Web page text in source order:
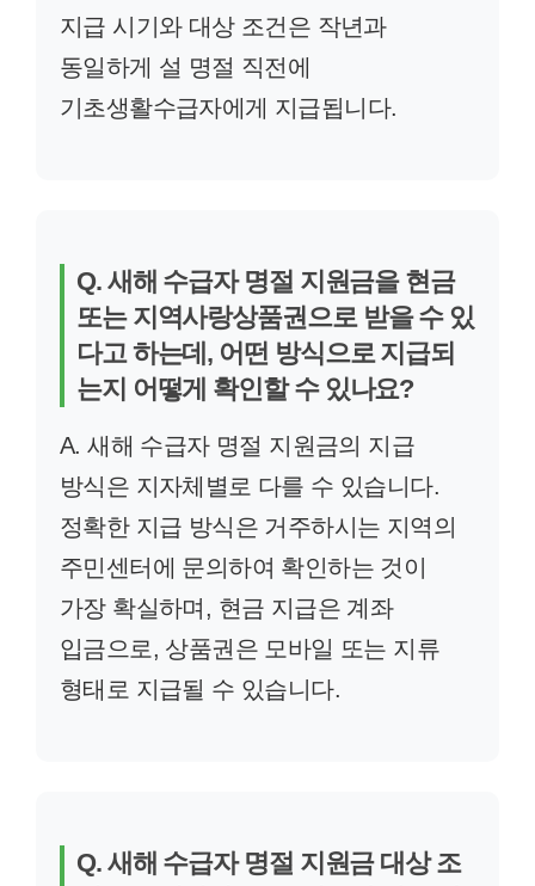
지급 시기와 대상 조건은 작년과
동일하게 설 명절 직전에
기초생활수급자에게 지급됩니다.
Q. 새해 수급자 명절 지원금을 현금
또는 지역사랑상품권으로 받을 수 있
다고 하는데, 어떤 방식으로 지급되
는지 어떻게 확인할 수 있나요?
A. 새해 수급자 명절 지원금의 지급
방식은 지자체별로 다를 수 있습니다.
정확한 지급 방식은 거주하시는 지역의
주민센터에 문의하여 확인하는 것이
가장 확실하며, 현금 지급은 계좌
입금으로, 상품권은 모바일 또는 지류
형태로 지급될 수 있습니다.
Q. 새해 수급자 명절 지원금 대상 조